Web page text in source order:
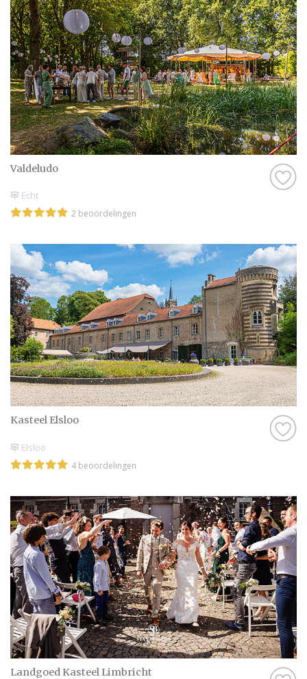
Valdeludo
Echt
2 beoordelingen
Kasteel Elsloo
Elsloo
4 beoordelingen
Landgoed Kasteel Limbricht